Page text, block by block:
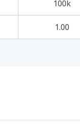
100k
1.00